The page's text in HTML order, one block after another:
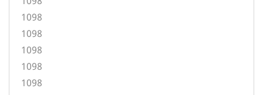
1098
1098
1098
1098
1098